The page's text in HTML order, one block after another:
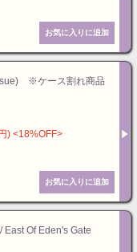
※ケース割れ商品
) <18%OFF>
East Of Eden's Gate